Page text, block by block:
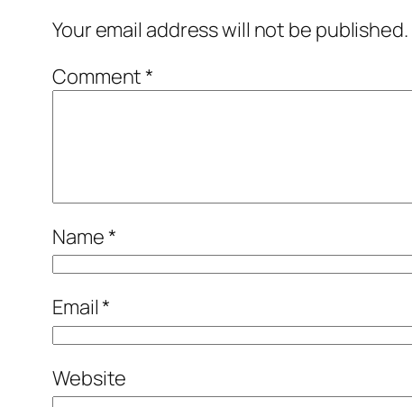
Your email address will not be published.
Comment*
Name*
Email*
Website